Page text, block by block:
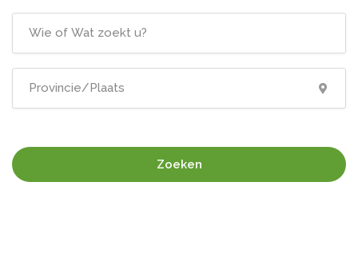
Zoeken